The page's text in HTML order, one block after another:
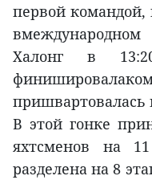
первой командой,
Халонг в
пришвартовалась
В этой гонке
яхтсменов на
разделена на 8